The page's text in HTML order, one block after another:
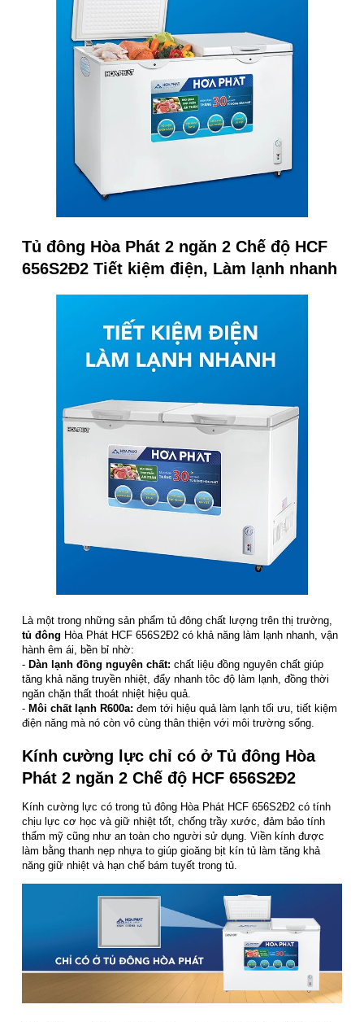
Tủ đông Hòa Phát 2 ngăn 2 Chế độ HCF
656S2Đ2 Tiết kiệm điện, Làm lạnh nhanh
Là một trong những sản phẩm tủ đông chất lượng trên thị trường,
tủ đông Hòa Phát HCF 656S2Đ2 có khả năng làm lạnh nhanh, vận
hành êm ái, bền bỉ nhờ:
- Dàn lạnh đồng nguyên chất: chất liệu đồng nguyên chất giúp
tăng khả năng truyền nhiệt, đẩy nhanh tôc độ làm lạnh, đồng thời
ngăn chặn thất thoát nhiệt hiệu quả.
- Môi chất lạnh R600a: đem tới hiệu quả làm lạnh tối ưu, tiết kiệm
điện năng mà nó còn vô cùng thân thiện với môi trường sống.
Kính cường lực chỉ có ở Tủ đông Hòa
Phát 2 ngăn 2 Chế độ HCF 656S2Đ2
Kính cường lực có trong tủ đông Hòa Phát HCF 656S2Đ2 có tính
chịu lực cơ học và giữ nhiệt tốt, chống trầy xước, đảm bảo tính
thẩm mỹ cũng như an toàn cho người sử dụng. Viền kính được
làm bằng thanh nẹp nhựa to giúp gioăng bịt kín tủ làm tăng khả
năng giữ nhiệt và hạn chế bám tuyết trong tủ.